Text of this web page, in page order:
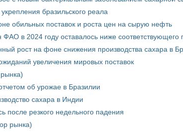
бразильского реала
обильных поставок и роста цен на сырую нефть
в 2024 году оставалось ниже соответствующего
рост на фоне снижения производства сахара в
увеличения мировых поставок
об урожае в Бразилии
сахара в Индии
после резкого недельного падения
рынка)